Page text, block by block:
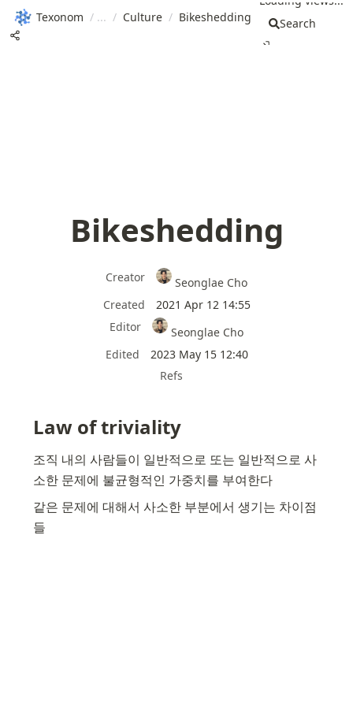
Texonom / / Culture / Bikeshedding
Search
Bikeshedding
Creator
Seonglae Cho
Created
2021 Apr 12 14:55
Editor
Seonglae Cho
Edited
2023 May 15 12:40
Refs
Law of triviality
조직 내의 사람들이 일반적으로 또는 일반적으로 사
소한 문제에 불균형적인 가중치를 부여한다
같은 문제에 대해서 사소한 부분에서 생기는 차이점
들